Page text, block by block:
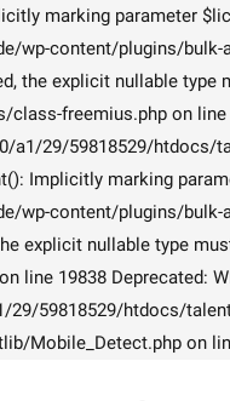
marking parameter
wp-content/plugins/
the explicit nullable
freemius.php on
a1/29/59818529/
Implicitly marking
wp-content/plugins/
explicit nullable type
19838 Deprecated:
59818529/htdocs/
Mobile_Detect.php on